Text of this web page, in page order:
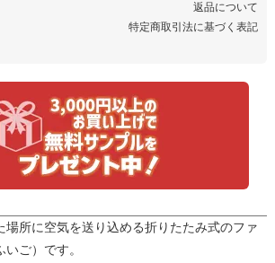
返品について
特定商取引法に基づく表記
場所に空気を送り込める折りたたみ式のファ
ご）です。